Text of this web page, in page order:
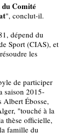
du Comité
", conclut-il.
dépend du
Sport (CIAS), et
les
de participer
saison 2015-
Albert Ébosse,
"touché à la
thèse officielle,
famille du